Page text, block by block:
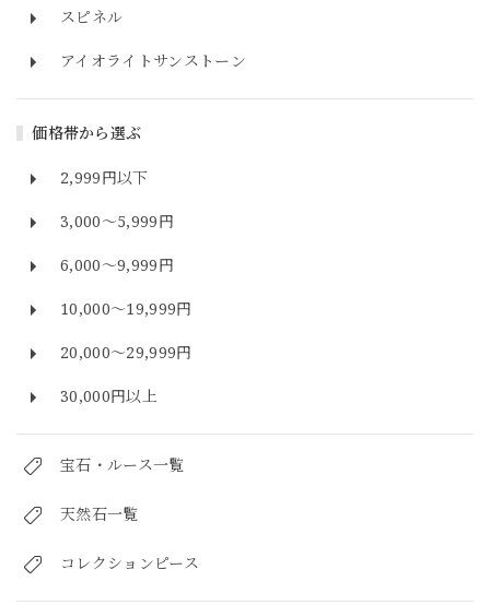
スピネル
アイオライトサンストーン
価格帯から選ぶ
2,999円以下
3,000～5,999円
6,000～9,999円
10,000～19,999円
20,000～29,999円
30,000円以上
宝石・ルース一覧
天然石一覧
コレクションピース